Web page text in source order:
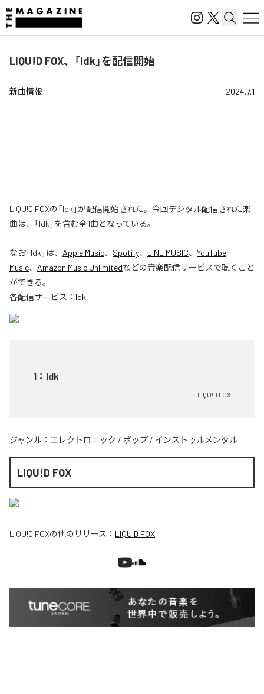
LIQU!D FOX、「Idk」を配信開始
新曲情報 2024.7.1
LIQU!D FOXの「Idk」が配信開始された。今回デジタル配信された楽
曲は、「Idk」を含む全1曲となっている。
なお「Idk 」は、 Apple Music、 Spotify、 LINE MUSIC、 YouTube
Music、 Amazon Music Unlimitedなどの音楽配信サービスで聴くこと
ができる。
各配信サービス： Idk
1 ： Idk
LIQU!D FOX
ジャンル： エレクトロニック / ポップ / インストゥルメンタル
LIQU!D FOX
LIQU!D FOXの他のリリース： LIQU!D FOX